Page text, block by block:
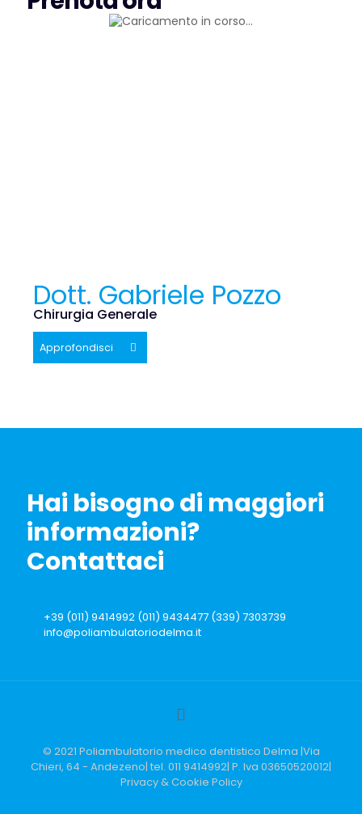
Dott. Gabriele Pozzo
Chirurgia Generale
Approfondisci
Hai bisogno di maggiori
informazioni?
Contattaci
+39 (011) 9414992 (011) 9434477 (339) 7303739
info@poliambulatoriodelma.it
© 2021 Poliambulatorio medico dentistico Delma |Via
Chieri, 64 - Andezeno| tel. 011 9414992| P. Iva 03650520012|
Privacy & Cookie Policy